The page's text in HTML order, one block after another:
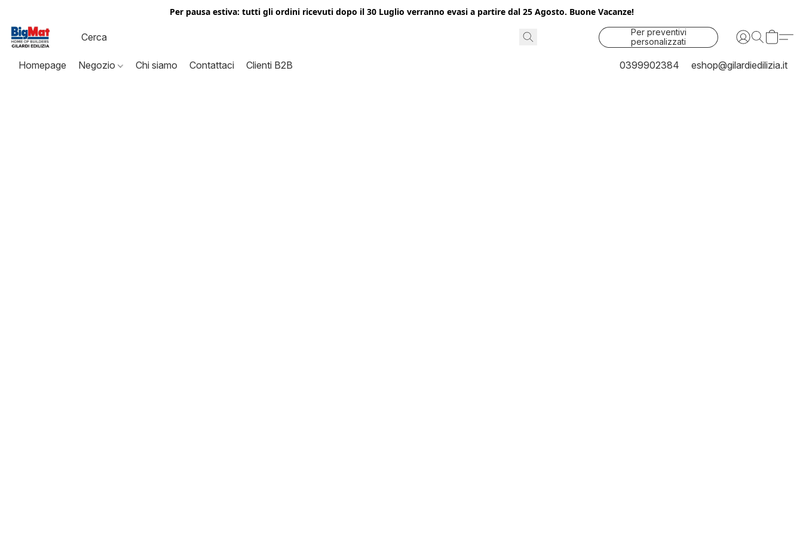
Per pausa estiva: tutti gli ordini ricevuti dopo il 30 Luglio verranno evasi a partire dal 25 Agosto. Buone Vacanze!
Per preventivi
personalizzati
contattaci
Homepage Negozio Chi siamo Contattaci Clienti B2B 0399902384 eshop@gilardiedilizia.it